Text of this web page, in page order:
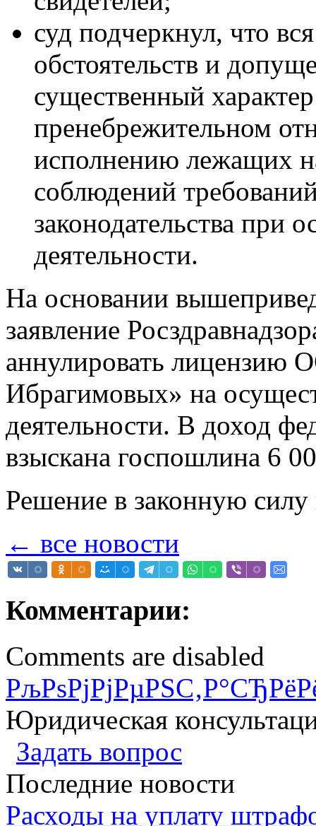
суд подчеркнул, что
обстоятельств и
существенный
пренебрежительном
исполнению лежащих
соблюдений
законодательства при
деятельности.
На основании
заявление
аннулировать лицензию
Ибрагимовых» на
деятельности. В доход
взыскана госпошлина 6
Решение в законную силу
← все новости
Комментарии:
Comments are disabled
Юридическая
Задать вопрос
Последние новости
Расходы на уплату